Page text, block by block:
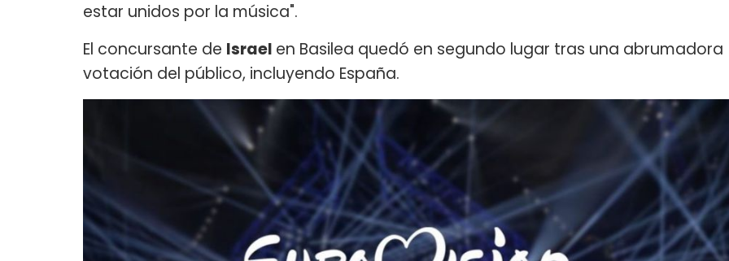
estar unidos por la música".
El concursante de Israel en Basilea quedó en segundo lugar tras una abrumadora
votación del público, incluyendo España.